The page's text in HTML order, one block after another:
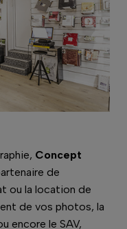
Concept
de
ou la location de
de vos photos, la
encore le SAV,